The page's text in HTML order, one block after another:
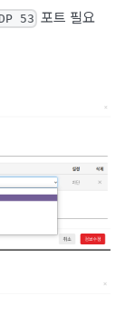
53 포트 필요